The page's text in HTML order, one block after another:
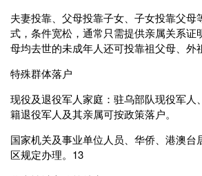
夫妻投靠、父母投靠子女、子女投靠父母‌
式，条件宽松，通常只需提供亲属关系证
母均去世的未成年人‌还可投靠祖父母、外
‌特殊群体落户‌
现役及退役军人家庭‌：驻乌部队现役军人
籍退役军人及其亲属可按政策落户。
国家机关及事业单位人员、华侨、港澳台
区规定办理。‌‌1‌‌3